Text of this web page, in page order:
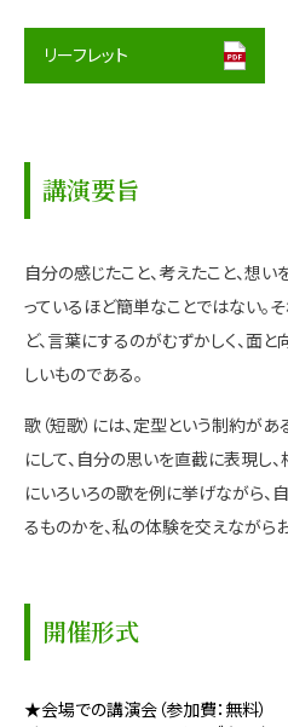
リーフレット
講演要旨
自分の感じたこと、考えたこと、想い
っているほど簡単なことではない
ど、言葉にするのがむずかしく、面
しいものである。
歌（短歌）には、定型という制約が
にして、自分の思いを直截に表現し
にいろいろの歌を例に挙げながら、
るものかを、私の体験を交えながら
開催形式
★会場での講演会（参加費：無料）